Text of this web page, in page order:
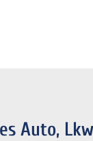
Auto,